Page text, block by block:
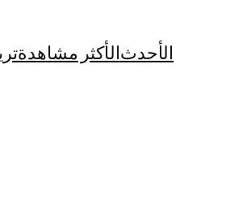
الأحدثالأكثر مشاهدة